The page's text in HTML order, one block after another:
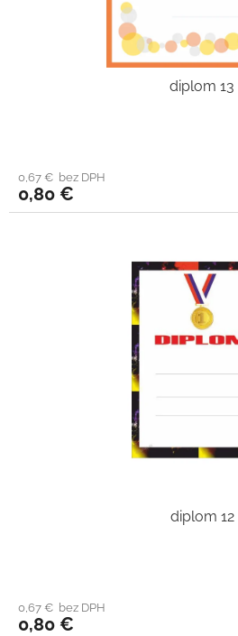
diplom 13
0,67 € bez DPH
0,80 €
diplom 12
0,67 € bez DPH
0,80 €